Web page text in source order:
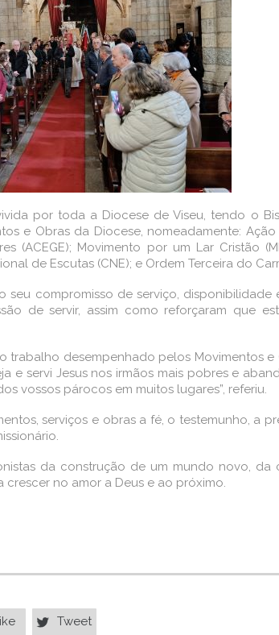
por toda a Diocese de Viseu, tendo o
e Obras da Diocese, nomeadamente:
(ACEGE); Movimento por um Lar Cristão
de Escutas (CNE); e Ordem Terceira do
compromisso de serviço, disponibilidade
de servir, assim como reforçaram que
desempenhado pelos Movimentos
e servi Jesus nos irmãos mais pobres e
vossos párocos em muitos lugares”, referiu.
serviços e obras a fé, o testemunho, a
da construção de um mundo novo,
no amor a Deus e ao próximo.
 Tweet